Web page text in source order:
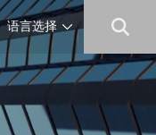
语言选择